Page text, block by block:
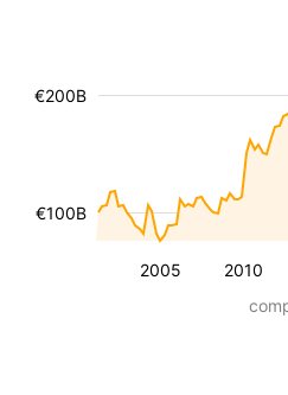
2005 2010
€100B
€200B